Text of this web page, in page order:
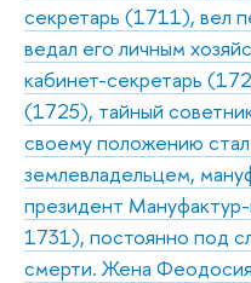
секретарь (1711), вел
ведал его личным
кабинет-секретарь
(1725), тайный
своему положению
землевладельцем,
президент
1731), постоянно под
смерти. Жена